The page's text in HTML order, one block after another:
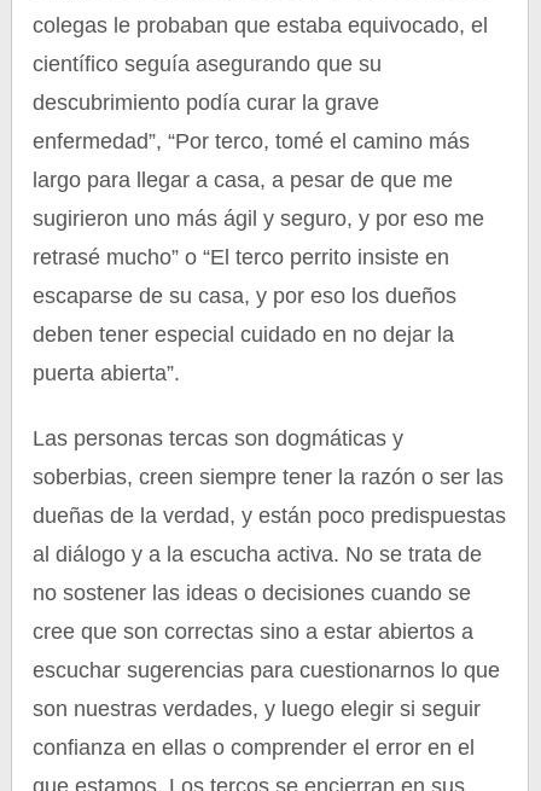
colegas le probaban que estaba equivocado, el
científico seguía asegurando que su
descubrimiento podía curar la grave
enfermedad”, “Por terco, tomé el camino más
largo para llegar a casa, a pesar de que me
sugirieron uno más ágil y seguro, y por eso me
retrasé mucho” o “El terco perrito insiste en
escaparse de su casa, y por eso los dueños
deben tener especial cuidado en no dejar la
puerta abierta”.
Las personas tercas son dogmáticas y
soberbias, creen siempre tener la razón o ser las
dueñas de la verdad, y están poco predispuestas
al diálogo y a la escucha activa. No se trata de
no sostener las ideas o decisiones cuando se
cree que son correctas sino a estar abiertos a
escuchar sugerencias para cuestionarnos lo que
son nuestras verdades, y luego elegir si seguir
confianza en ellas o comprender el error en el
que estamos. Los tercos se encierran en sus